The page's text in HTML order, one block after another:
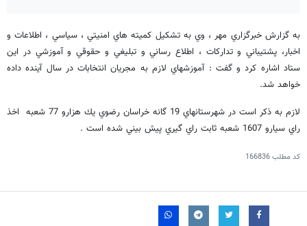
به گزارش خبرگزاري مهر ، وي به تشكيل كميته هاي امنيتي ، سياسي ، اطلاعات و
اخبار، پشتيباني و تداركات ، اطلاع رساني و تبليغي و حقوقي و آموزشي در اين
ستاد اشاره كرد و گفت : آموزشهاي لازم به مجريان انتخابات در سال آينده داده
خواهد شد.
لازم به ذكر است در شهرستانهاي 19 گانه خراسان رضوي يك هزارو 77 شعبه اخذ
راي سيارو 1607 شعبه ثابت راي گيري پيش بيني شده است .
کد مطلب166836